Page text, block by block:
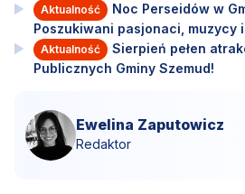
Aktualność
Noc Perseidów w
Poszukiwani pasjonaci, muzycy
Aktualność
Sierpień pełen
Publicznych Gminy Szemud!
Ewelina Zaputowicz
Redaktor